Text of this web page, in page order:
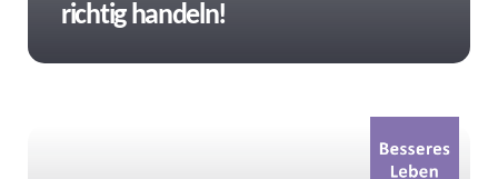
richtig handeln!